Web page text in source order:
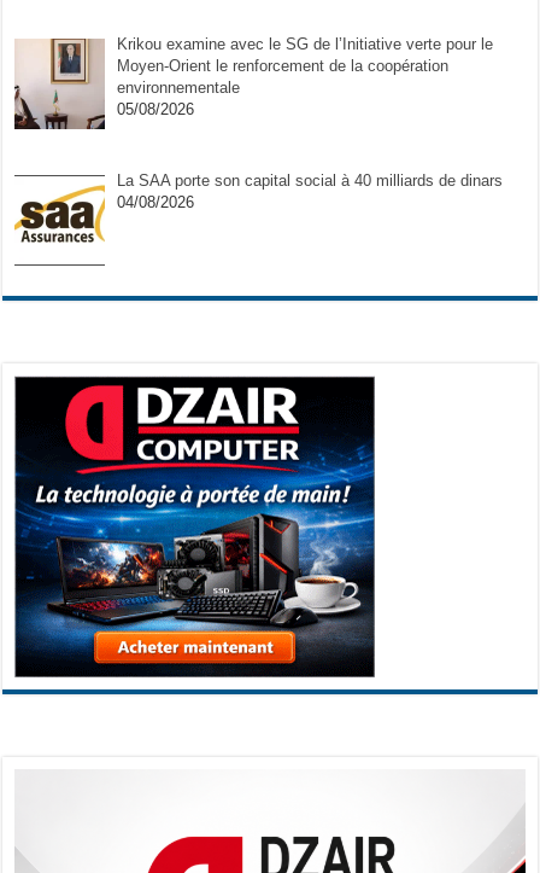
Krikou examine avec le SG de l’Initiative verte pour le
Moyen-Orient le renforcement de la coopération
environnementale
05/08/2026
La SAA porte son capital social à 40 milliards de dinars
04/08/2026